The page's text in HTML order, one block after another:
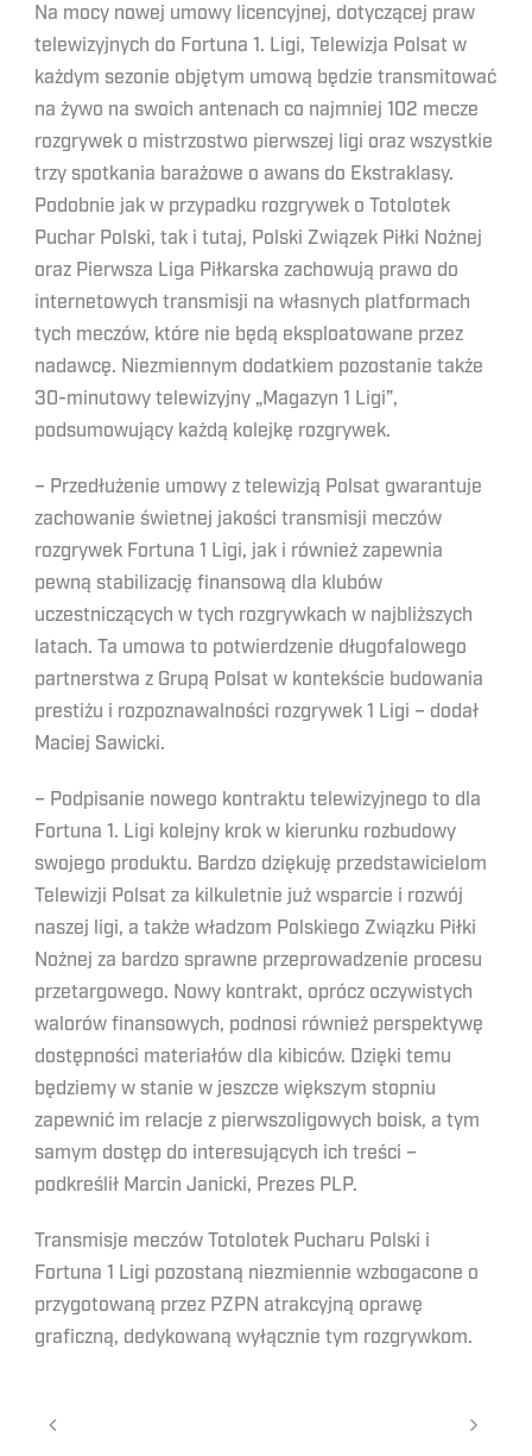
Na mocy nowej umowy licencyjnej, dotyczącej praw
telewizyjnych do Fortuna 1. Ligi, Telewizja Polsat w
każdym sezonie objętym umową będzie transmitować
na żywo na swoich antenach co najmniej 102 mecze
rozgrywek o mistrzostwo pierwszej ligi oraz wszystkie
trzy spotkania barażowe o awans do Ekstraklasy.
Podobnie jak w przypadku rozgrywek o Totolotek
Puchar Polski, tak i tutaj, Polski Związek Piłki Nożnej
oraz Pierwsza Liga Piłkarska zachowują prawo do
internetowych transmisji na własnych platformach
tych meczów, które nie będą eksploatowane przez
nadawcę. Niezmiennym dodatkiem pozostanie także
30-minutowy telewizyjny „Magazyn 1 Ligi”,
podsumowujący każdą kolejkę rozgrywek.
– Przedłużenie umowy z telewizją Polsat gwarantuje
zachowanie świetnej jakości transmisji meczów
rozgrywek Fortuna 1 Ligi, jak i również zapewnia
pewną stabilizację finansową dla klubów
uczestniczących w tych rozgrywkach w najbliższych
latach. Ta umowa to potwierdzenie długofalowego
partnerstwa z Grupą Polsat w kontekście budowania
prestiżu i rozpoznawalności rozgrywek 1 Ligi – dodał
Maciej Sawicki.
– Podpisanie nowego kontraktu telewizyjnego to dla
Fortuna 1. Ligi kolejny krok w kierunku rozbudowy
swojego produktu. Bardzo dziękuję przedstawicielom
Telewizji Polsat za kilkuletnie już wsparcie i rozwój
naszej ligi, a także władzom Polskiego Związku Piłki
Nożnej za bardzo sprawne przeprowadzenie procesu
przetargowego. Nowy kontrakt, oprócz oczywistych
walorów finansowych, podnosi również perspektywę
dostępności materiałów dla kibiców. Dzięki temu
będziemy w stanie w jeszcze większym stopniu
zapewnić im relacje z pierwszoligowych boisk, a tym
samym dostęp do interesujących ich treści –
podkreślił Marcin Janicki, Prezes PLP.
Transmisje meczów Totolotek Pucharu Polski i
Fortuna 1 Ligi pozostaną niezmiennie wzbogacone o
przygotowaną przez PZPN atrakcyjną oprawę
graficzną, dedykowaną wyłącznie tym rozgrywkom.